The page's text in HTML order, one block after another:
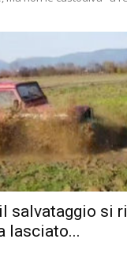
salvataggio si
lasciato...